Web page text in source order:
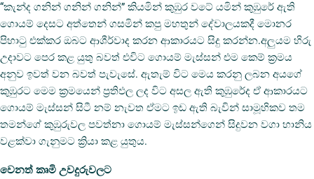
“කැන්ද ගනින් ගනින් ගනින්” කියමින් කුඹුර වටේ යමින් කුඹුරේ ඇති
ගොයම් දෙසට අත්තෙන් ගසමින් කපු මහතුන් දේවාලයකදී මොනර
පිහාටු එක්කර ඔබට ආශීර්වාද කරන ආකාරයට සිදු කරන්න.අලුයම හිරු
උදාවට පෙර කළ යුතු බවත් එවිට ගොයම් මැස්සන් එම කෙම් ක්‍රමය
අනුව ඉවත් වන බවත් පැවැසේ. ඇතැම් විට මෙය කරනු ලබන අයගේ
කුඹුරට මෙම ක්‍රමයෙන් ප්‍රතිඵල ලද විට අසල ඇති කුඹුරේද ඒ ආකාරයට
ගොයම් මැස්සන් සිටී නම් නැවත ඒමට ඉඩ ඇති බැවින් සාමූහිකව තම
තමන්ගේ කුඹුරුවල පවත්නා ගොයම් මැස්සන්ගෙන් සිදුවන වගා හානිය
වළක්වා ගැනුමට ක්‍රියා කළ යුතුය.
වෙනත් කෘමි උවදුරුවලට